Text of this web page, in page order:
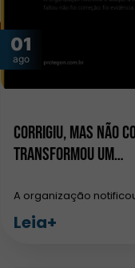
01
ago
Corrigiu, mas não
transformou um…
A organização
Leia+